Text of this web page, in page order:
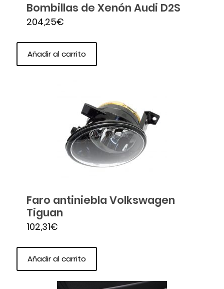
Bombillas de Xenón Audi D2S
204,25€
Añadir al carrito
Faro antiniebla Volkswagen
Tiguan
102,31€
Añadir al carrito